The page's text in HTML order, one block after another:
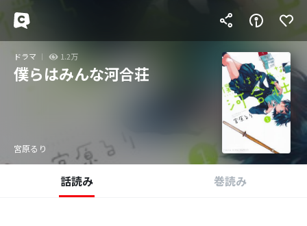
ドラマ 1.2万
僕らはみんな河合荘
宮原るり
話読み 巻読み